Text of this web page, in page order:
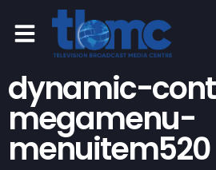
dynamic-
megamenu-
menuitem520